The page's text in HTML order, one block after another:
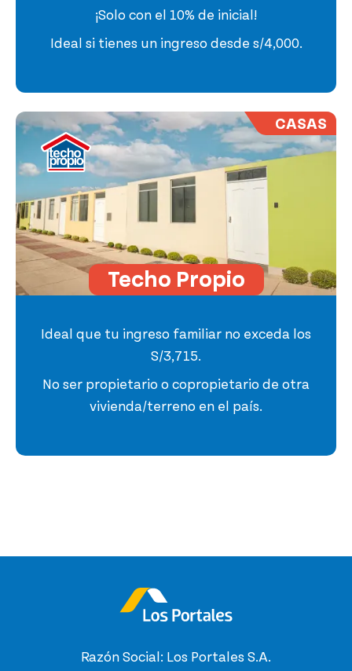
¡Solo con el 10% de inicial!
Ideal si tienes un ingreso desde s/4,000.
Techo Propio
Ideal que tu ingreso familiar no exceda los
S/3,715.
No ser propietario o copropietario de otra
vivienda/terreno en el país.
CASAS
Razón Social: Los Portales S.A.